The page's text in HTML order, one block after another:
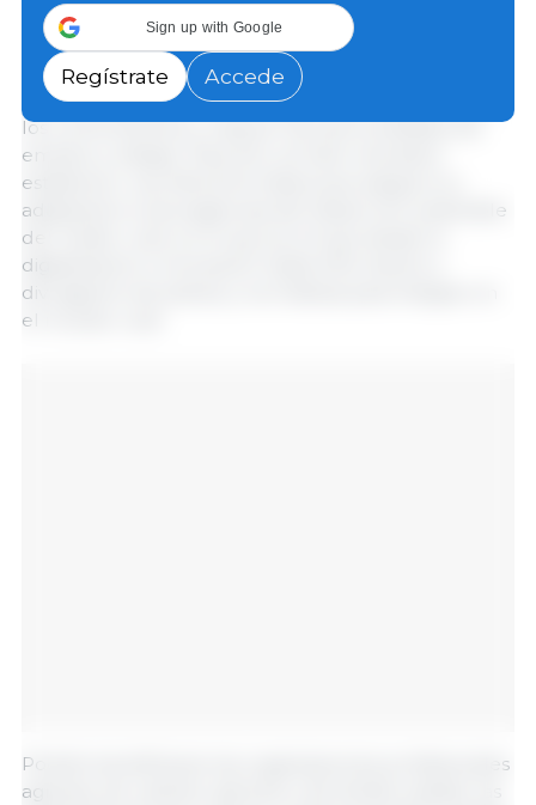
solicitudes se abrirá el 1 de febrero de 2024 y se
prolongará durante un plazo de 20 días hábiles.
Estas ayudas tienen como objetivo principal ampliar
los conocimientos y mejorar las oportunidades de
empleo y trabajo. Para ello, se hace necesario
establecer una oferta formativa que asegure su
adaptación a las exigencias del desarrollo sostenible
del medio rural, en el que se incluye desde la
digitalización e innovación hasta información y
divulgación de planes y normativas para integrar en
el mundo rural.
Podrán beneficiarse las organizaciones profesionales
agrarias, de carácter general y de ámbito estatal; las
Sign up with Google
Regístrate Accede